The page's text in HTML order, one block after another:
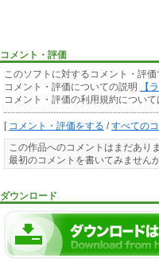
コメント・評価
このソフトに対するコメント・評価
コメント・評価についての説明
【
コメント・評価の利用規約について
[ コメント・評価をする /すべての
この作品へのコメントはまだあり
最初のコメントを書いてみません
ダウンロード